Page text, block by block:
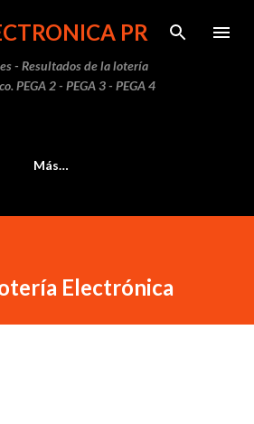
contenido principalPR
- Resultados de la lotería
PEGA 2 - PEGA 3 - PEGA 4
Más…
Electrónica